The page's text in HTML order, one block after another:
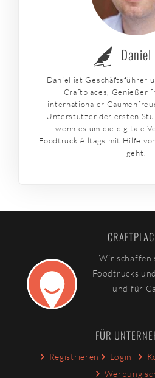
Daniel ist Geschäftsführer
Craftplaces, Genießer
internationaler
Unterstützer der ersten
wenn es um die digitale
Foodtruck Alltags mit Hilfe
geht.
Wir schaffen
Foodtrucks
und für
FÜR
Registrieren Login
Werbung